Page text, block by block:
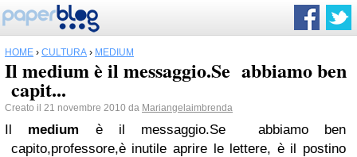
HOME › CULTURA › MEDIUM
Il medium è il messaggio.Se abbiamo ben
capit...
Creato il 21 novembre 2010 da Mariangelaimbrenda
Il medium è il messaggio.Se abbiamo ben
capito,professore,è inutile aprire le lettere, è il postino